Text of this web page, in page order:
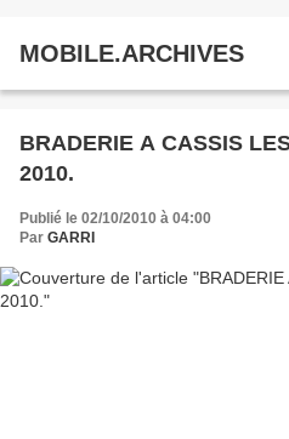
MOBILE.ARCHIVES
BRADERIE A CASSIS
2010.
Publié le 02/10/2010 à 04:00
Par GARRI